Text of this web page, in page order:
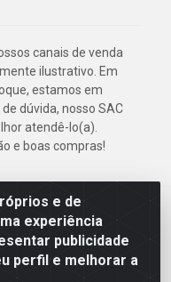
e de
experiência
publicidade
perfil e melhorar a
canais de venda
ilustrativo. Em
estamos em
dúvida, nosso SAC
atendê-lo(a).
e boas compras!
de Morais, 2471 -
- CNPJ 24.150.377/0003-